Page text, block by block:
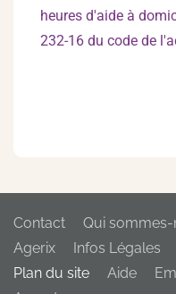
heures d'aide à
232-16 du code de
Contact Qui sommes-
Agerix
Infos Légales
Plan du site
Aide